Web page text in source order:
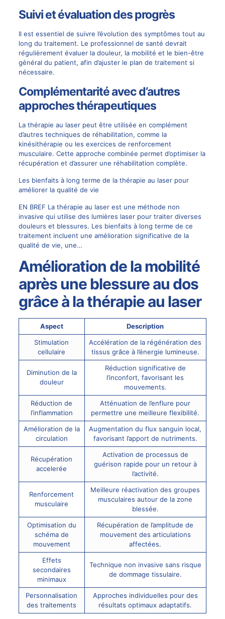
Suivi et évaluation des progrès
Il est essentiel de suivre l’évolution des symptômes tout au
long du traitement. Le professionnel de santé devrait
régulièrement évaluer la douleur, la mobilité et le bien-être
général du patient, afin d’ajuster le plan de traitement si
nécessaire.
Complémentarité avec d’autres
approches thérapeutiques
La thérapie au laser peut être utilisée en complément
d’autres techniques de réhabilitation, comme la
kinésithérapie ou les exercices de renforcement
musculaire. Cette approche combinée permet d’optimiser la
récupération et d’assurer une réhabilitation complète.
Les bienfaits à long terme de la thérapie au laser pour
améliorer la qualité de vie
EN BREF La thérapie au laser est une méthode non
invasive qui utilise des lumières laser pour traiter diverses
douleurs et blessures. Les bienfaits à long terme de ce
traitement incluent une amélioration significative de la
qualité de vie, une…
Amélioration de la mobilité
après une blessure au dos
grâce à la thérapie au laser
Aspect
Description
Stimulation
cellulaire
Accélération de la régénération des
tissus grâce à l’énergie lumineuse.
Diminution de la
douleur
Réduction significative de
l’inconfort, favorisant les
mouvements.
Réduction de
l’inflammation
Atténuation de l’enflure pour
permettre une meilleure flexibilité.
Amélioration de la
circulation
Augmentation du flux sanguin local,
favorisant l’apport de nutriments.
Récupération
accelerée
Activation de processus de
guérison rapide pour un retour à
l’activité.
Renforcement
musculaire
Meilleure réactivation des groupes
musculaires autour de la zone
blessée.
Optimisation du
schéma de
mouvement
Récupération de l’amplitude de
mouvement des articulations
affectées.
Effets
secondaires
minimaux
Technique non invasive sans risque
de dommage tissulaire.
Personnalisation
des traitements
Approches individuelles pour des
résultats optimaux adaptatifs.